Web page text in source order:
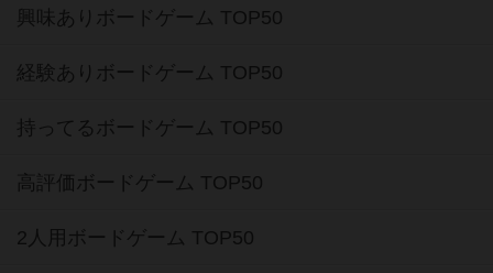
興味ありボードゲーム TOP50
経験ありボードゲーム TOP50
持ってるボードゲーム TOP50
高評価ボードゲーム TOP50
2人用ボードゲーム TOP50